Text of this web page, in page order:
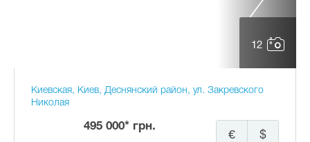
12
Киевская, Киев, Деснянский район, ул. Закревского
Николая
495 000* грн.
$
€